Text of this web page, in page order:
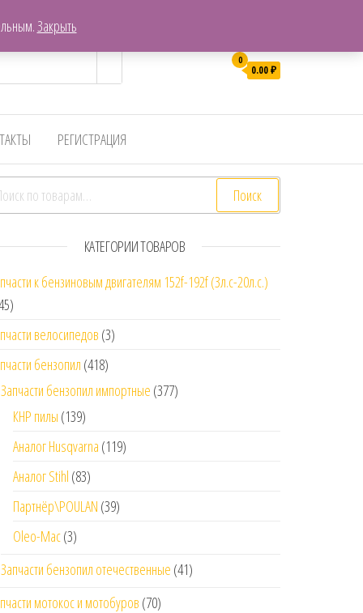
0
0.00₽
РЕГИСТРАЦИЯ
Поиск
КАТЕГОРИИ ТОВАРОВ
к бензиновым двигателям 152f-192f (3л.с-20л.с.)
велосипедов (3)
бензопил (418)
Запчасти бензопил импортные (377)
КНР пилы (139)
Аналог Husqvarna (119)
Аналог Stihl (83)
Партнёр\POULAN (39)
Oleo-Mac(3)
Запчасти бензопил отечественные (41)
мотокос и мотобуров (70)
Закрыть